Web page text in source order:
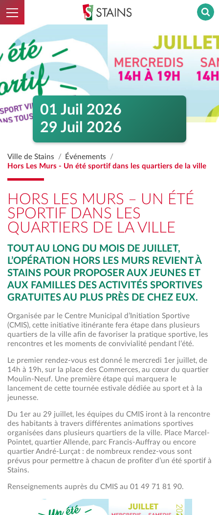
Ouvrir le menu Stains - Retour à l'accueil
Ville de Stains
Événements
Hors Les Murs - Un été sportif dans les quartiers de la ville
HORS LES MURS – UN ÉTÉ
SPORTIF DANS LES
QUARTIERS DE LA VILLE
TOUT AU LONG DU MOIS DE JUILLET,
L’OPÉRATION HORS LES MURS REVIENT À
STAINS POUR PROPOSER AUX JEUNES ET
AUX FAMILLES DES ACTIVITÉS SPORTIVES
GRATUITES AU PLUS PRÈS DE CHEZ EUX.
Organisée par le Centre Municipal d’Initiation Sportive
(CMIS), cette initiative itinérante fera étape dans plusieurs
quartiers de la ville afin de favoriser la pratique sportive, les
rencontres et les moments de convivialité pendant l’été.
Le premier rendez-vous est donné le mercredi 1er juillet, de
14h à 19h, sur la place des Commerces, au cœur du quartier
Moulin-Neuf. Une première étape qui marquera le
lancement de cette tournée estivale dédiée au sport et à la
jeunesse.
Du 1er au 29 juillet, les équipes du CMIS iront à la rencontre
des habitants à travers différentes animations sportives
organisées dans plusieurs quartiers de la ville. Place Marcel-
Pointet, quartier Allende, parc Francis-Auffray ou encore
quartier André-Lurçat : de nombreux rendez-vous sont
prévus pour permettre à chacun de profiter d’un été sportif à
Stains.
Renseignements auprès du CMIS au 01 49 71 81 90.
01 Juil 2026
29 Juil 2026